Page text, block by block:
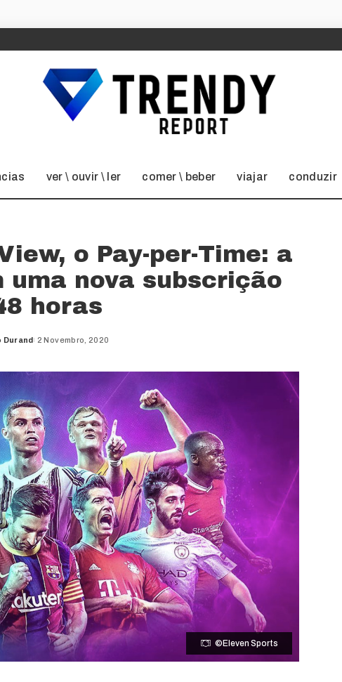
ver \ ouvir \ ler comer \ beber viajar conduzir
o Pay-per-Time: a
uma nova subscrição
horas
Durand 2 Novembro, 2020
©Eleven Sports